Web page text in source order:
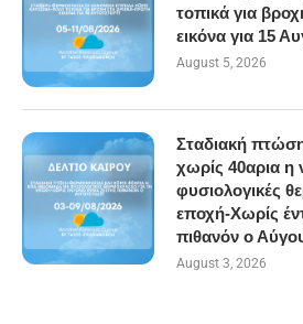
τοπικά για
εικόνα για 15
August 5, 2026
Σταδιακή
χωρίς 40αρια η
φυσιολογικές
εποχή-Χωρίς
πιθανόν ο
August 3, 2026